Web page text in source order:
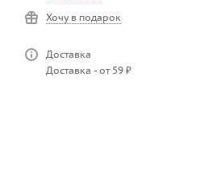
Хочу в подарок
Доставка
Доставка - от 59 ₽